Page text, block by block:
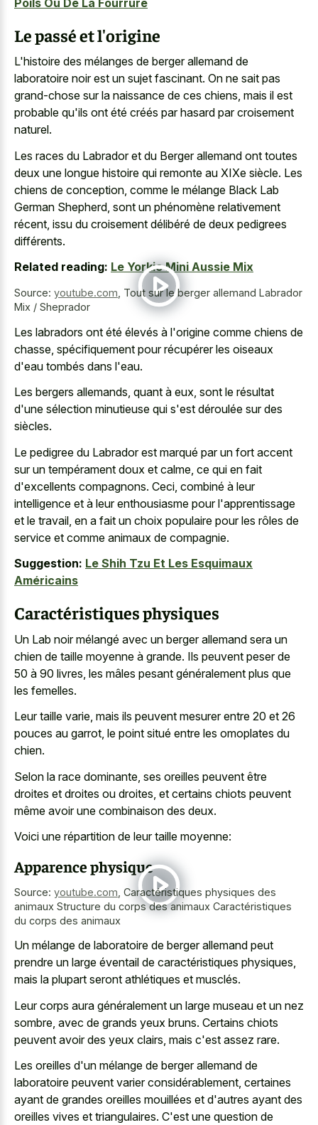
Le passé et l'origine
L'histoire des mélanges de berger allemand de
laboratoire noirest un sujet fascinant. On ne sait pas
grand-chose sur la naissance de ces chiens, mais il est
probable qu'ils ont été créés par hasard par croisement
naturel.
Les races du Labrador et du Berger allemand ont toutes
deux une longue histoire qui remonte au XIXe siècle. Les
chiens de conception, comme le mélange Black Lab
German Shepherd, sont un phénomène relativement
récent, issu du croisement délibéré de deux pedigrees
différents.
Related reading: Le Yorkie Mini Aussie Mix
Source: youtube.com Tout sur le berger allemand Labrador
Mix / Sheprador
Les labradors ont été élevés à l'origine comme chiens de
chasse, spécifiquement pour récupérer les oiseaux
d'eau tombés dans l'eau.
Les bergers allemands, quant à eux, sont le résultat
d'une sélection minutieuse qui s'est déroulée sur des
siècles.
Le pedigree du Labrador est marqué par un fort accent
sur un tempérament doux et calme, ce qui en fait
d'excellents compagnons. Ceci, combiné à leur
intelligence et à leur enthousiasme pour l'apprentissage
et le travail, en a fait un choix populaire pour les rôles de
service et comme animaux de compagnie.
Suggestion: Le Shih Tzu Et Les Esquimaux
Américains
Caractéristiques physiques
Un Lab noir mélangé avec un berger allemand sera un
chien de taille moyenne à grande. Ils peuvent peser de
50 à 90 livres, les mâles pesant généralement plus que
les femelles.
Leur taille varie, mais ils peuvent mesurer entre 20 et 26
pouces au garrot, le point situé entre les omoplates du
chien.
Selon la race dominante, ses oreilles peuvent être
droites et droites ou droites, et certains chiots peuvent
même avoir une combinaison des deux.
Voici une répartition de leur taille moyenne:
Apparence physique
Source: youtube.com Caractéristiques physiques des
animaux Structure du corps des animaux Caractéristiques
du corps des animaux
Un mélange de laboratoire de berger allemand peut
prendre un large éventail de caractéristiques physiques,
mais la plupart seront athlétiques et musclés.
Leur corps aura généralement un large museau et un nez
sombre , avec de grands yeux bruns. Certains chiots
peuvent avoir des yeux clairs, mais c'est assez rare.
Les oreilles d'un mélange de berger allemand de
laboratoire peuvent varier considérablement, certaines
ayant de grandes oreilles mouillées et d'autres ayant des
oreilles vives et triangulaires. C'est une question de